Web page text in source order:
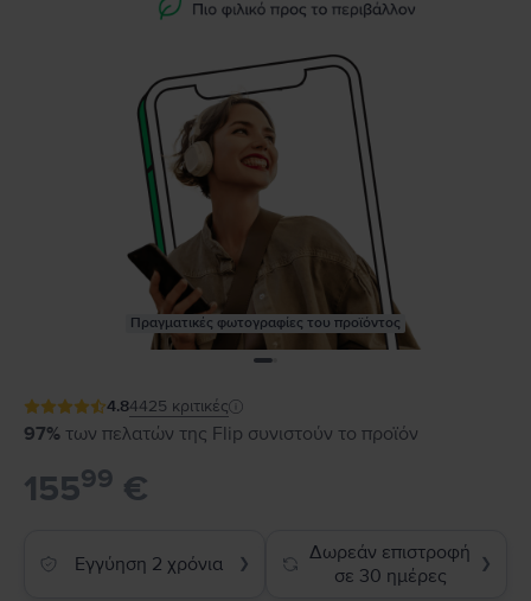
Πραγματικές φωτογραφίες του προϊόντος
4.84425 κριτικές
97% των πελατών της Flip συνιστούν το προϊόν
15599 €
Εγγύηση 2 χρόνια ❯
Δωρεάν επιστροφή
σε 30 ημέρες
❯